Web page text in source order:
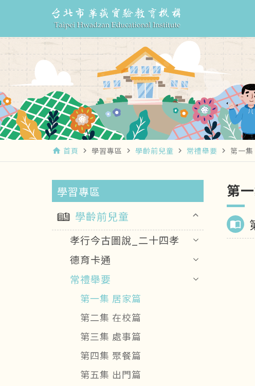
home 首頁 navigate_next 學習專區 navigate_next 學齡前兒童 navigate_next 常禮舉要 navigate_next 第一
學習專區
學齡前兒童
keyboard_arrow_up
孝行今古圖說_二十四孝
德育卡通
常禮舉要
第一集 居家篇
第二集 在校篇
第三集 處事篇
第四集 聚餐篇
第五集 出門篇
第
import_contacts